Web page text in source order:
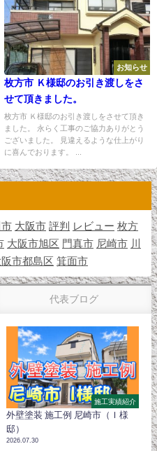
お知らせ
枚方市 Ｋ様邸のお引き渡しをさ
せて頂きました。
枚方市 Ｋ様邸のお引き渡しをさせて頂き
ました。 永らく工事のご協力ありがとう
ございました。 見違えるような仕上がり
に喜んでおります。 ...
大阪市 評判 レビュー 枚方
大阪市旭区 門真市 尼崎市
川
阪市都島区 箕面市
代表ブログ
施工実績紹介
外壁塗装 施工例 尼崎市（Ｉ様
邸）
2026.07.30